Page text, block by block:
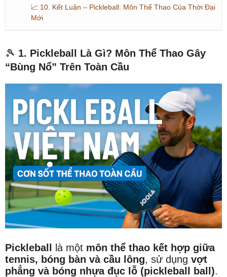
📈 10. Kết Luận – Pickleball: Môn Thể Thao Của Thời Đại
Mới
🎾 1. Pickleball Là Gì? Môn Thể Thao Gây
“Bùng Nổ” Trên Toàn Cầu
Pickleball là một môn thể thao kết hợp giữa
tennis, bóng bàn và cầu lông, sử dụng vợt
phẳng và bóng nhựa đục lỗ (pickleball ball).